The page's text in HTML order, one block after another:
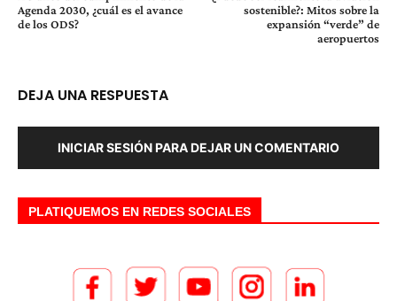
Agenda 2030, ¿cuál es el avance
de los ODS?
sostenible?: Mitos sobre la
expansión “verde” de
aeropuertos
DEJA UNA RESPUESTA
INICIAR SESIÓN PARA DEJAR UN COMENTARIO
PLATIQUEMOS EN REDES SOCIALES